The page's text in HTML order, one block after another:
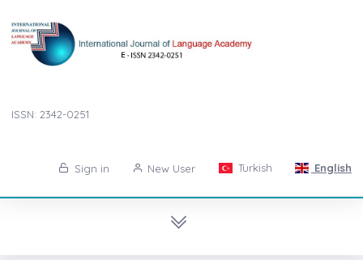
ISSN: 2342-0251
Sign in New User Turkish English